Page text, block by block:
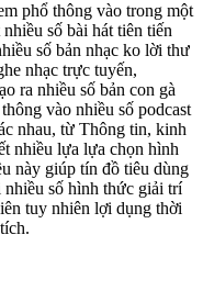
phổ thông vào trong một
số bài hát tiên tiến
số bản nhạc ko lời thư
nhạc trực tuyến,
ra nhiều số bản con gà
vào nhiều số podcast
nhau, từ Thông tin, kinh
nhiều lựa lựa chọn hình
này giúp tín đồ tiêu dùng
nhiều số hình thức giải trí
tuy nhiên lợi dụng thời